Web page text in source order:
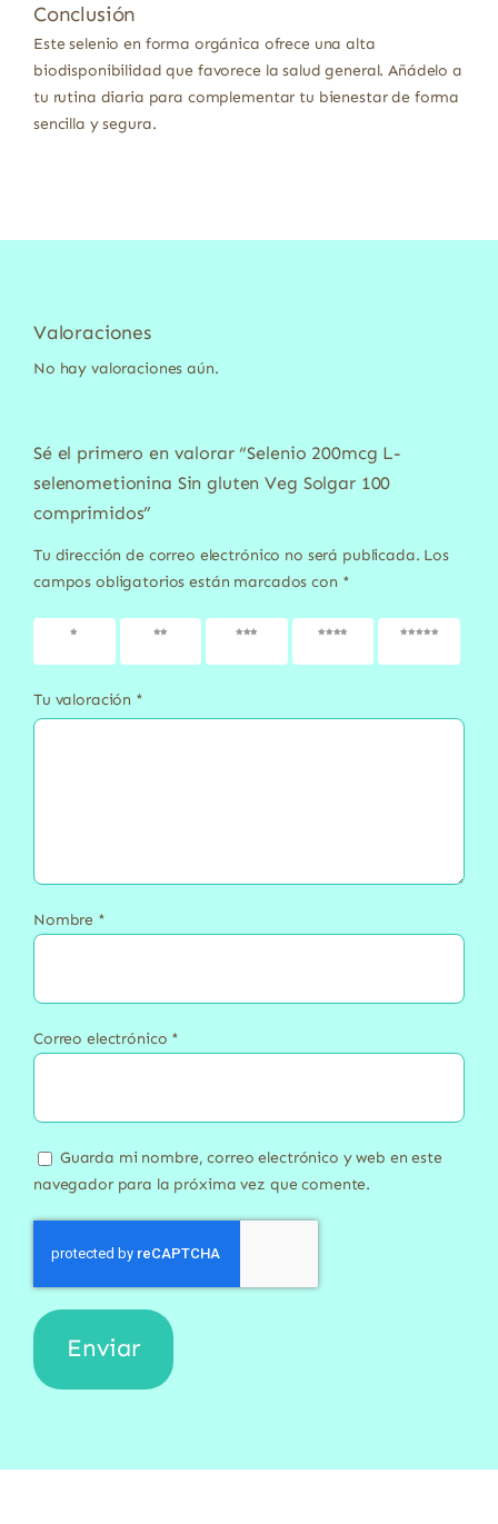
Conclusión
Este selenio en forma orgánica ofrece una alta
biodisponibilidad que favorece la salud general. Añádelo a
tu rutina diaria para complementar tu bienestar de forma
sencilla y segura.
Valoraciones
No hay valoraciones aún.
Sé el primero en valorar “Selenio 200mcg L-
selenometionina Sin gluten Veg Solgar 100
comprimidos”
Tu dirección de correo electrónico no será publicada. Los
campos obligatorios están marcados con *
1 de 5
2 de 5
3 de 5
4 de 5
5 de 5
Tu valoración *
Nombre *
Correo electrónico *
Guarda mi nombre, correo electrónico y web en este
navegador para la próxima vez que comente.